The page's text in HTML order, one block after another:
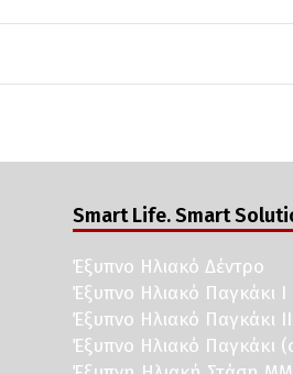
Smart Life. Smart
Έξυπνο Ηλιακό Δέντρο
Έξυπνο Ηλιακό Παγκάκι I
Έξυπνο Ηλιακό Παγκάκι II
Έξυπνο Ηλιακό Παγκάκι